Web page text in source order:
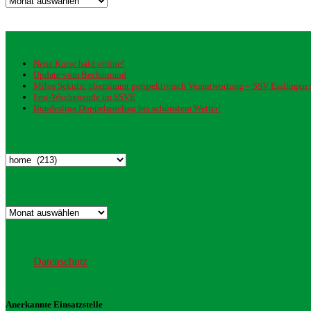
Neue Kurse bald online!
Update vom Beckenrand
Milos Sekulic übernimmt perspektivisch Verantwortung – SSV
Fest-Wochenende im SSVE
Bundesliga Doppelspieltag bei schönstem Wetter!
Kategorien
Archiv
Datenschutz
Anerkannte Einsatzstelle